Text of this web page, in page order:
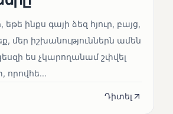
եթե ինքս գայի ձեզ հյուր, բայց,
մեր իշխանություններն ամեն
ես չկարողանամ շփվել
որովհե...
Դիտել